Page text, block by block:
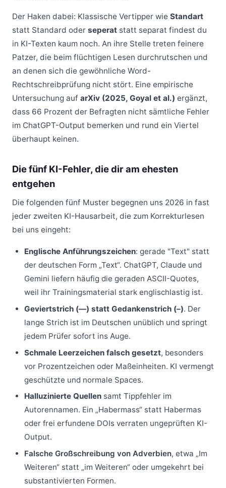
Der Haken dabei: Klassische Vertipper wie Standart
statt Standard oder seperat statt separat findest du
in KI-Texten kaum noch. An ihre Stelle treten feinere
Patzer, die beim flüchtigen Lesen durchrutschen und
an denen sich die gewöhnliche Word-
Rechtschreibprüfung nicht stört. Eine empirische
Untersuchung auf arXiv (2025, Goyal et al.) ergänzt,
dass 66 Prozent der Befragten nicht sämtliche Fehler
im ChatGPT-Output bemerken und rund ein Viertel
überhaupt keinen.
Die fünf KI-Fehler, die dir am ehesten
entgehen
Die folgenden fünf Muster begegnen uns 2026 in fast
jeder zweiten KI-Hausarbeit, die zum Korrekturlesen
bei uns eingeht:
Englische Anführungszeichen: gerade "Text" statt
der deutschen Form „Text“. ChatGPT, Claude und
Gemini liefern häufig die geraden ASCII-Quotes,
weil ihr Trainingsmaterial stark englischlastig ist.
Geviertstrich (—) statt Gedankenstrich (–). Der
lange Strich ist im Deutschen unüblich und springt
jedem Prüfer sofort ins Auge.
Schmale Leerzeichen falsch gesetzt, besonders
vor Prozentzeichen oder Maßeinheiten. KI vermengt
geschützte und normale Spaces.
Halluzinierte Quellen samt Tippfehler im
Autorennamen. Ein „Habermass“ statt Habermas
oder frei erfundene DOIs verraten ungeprüften KI-
Output.
Falsche Großschreibung von Adverbien, etwa „Im
Weiteren“ statt „im Weiteren“ oder umgekehrt bei
substantivierten Formen.